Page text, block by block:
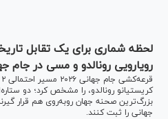
رویارویی رونالدو و مسی در جام
کریستیانو رونالدو، را مشخص کرد؛ دو
بزرگ‌ترین صحنه جهان روبه‌روی هم قرار
جهانی را ثبت کنند.